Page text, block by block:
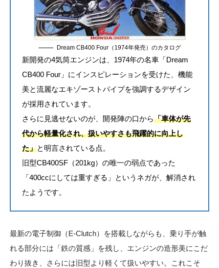
Dream CB400 Four（1974年発売）のカタログ
新開発の4気筒エンジンは、1974年の名車「Dream
CB400 Four」にインスピレーションを受けた、機能
美と流麗なエキゾーストパイプを強調するデザイン
が採用されています。
さらに見逃せないのが、開発陣の口から「車体が先
代から軽量化され、扱いやすさも飛躍的に向上し
た」と明言されている点。
旧型CB400SF（201kg）の唯一の弱点であった
「400ccにしては重すぎる」というネガが、解消され
たようです。
最新の電子制御（E-Clutch）を搭載しながらも、乗り手が触
れる部分には「鉄の質感」を残し、エンジンの造形美にこだ
わり抜き、さらには旧型より軽くて扱いやすい。これこそ